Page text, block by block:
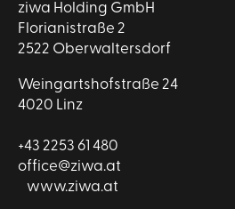
ziwa Holding GmbH
Florianistraße 2
2522 Oberwaltersdorf
Weingartshofstraße 24
4020 Linz
+43 2253 61 480
office@ziwa.at
www.ziwa.at